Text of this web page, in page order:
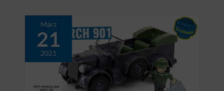
März
21
2021